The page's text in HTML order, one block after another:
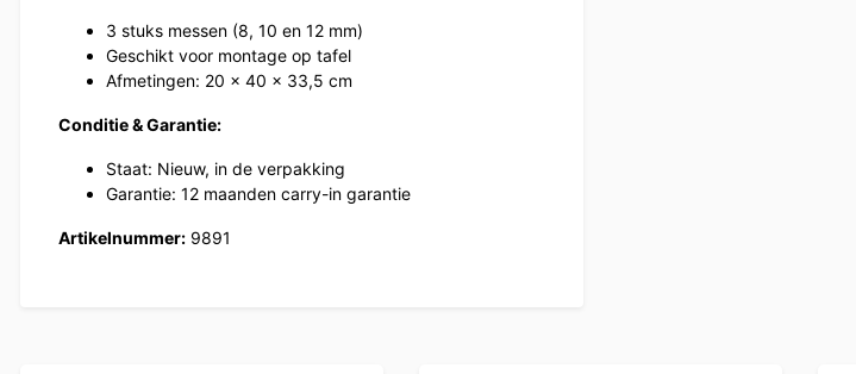
3 stuks messen (8, 10 en 12 mm)
Geschikt voor montage op tafel
Afmetingen: 20 x 40 x 33,5 cm
Conditie & Garantie:
Staat: Nieuw, in de verpakking
Garantie: 12 maanden carry-in garantie
Artikelnummer: 9891